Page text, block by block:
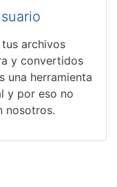
archivos
y convertidos
una herramienta
y por eso no
nosotros.